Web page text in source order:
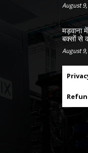
August 9,
मड़वाना
बक्सों से
August 9,